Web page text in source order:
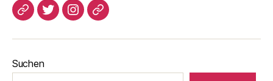
blogspotTwitterInstagramPinterest
Suchen